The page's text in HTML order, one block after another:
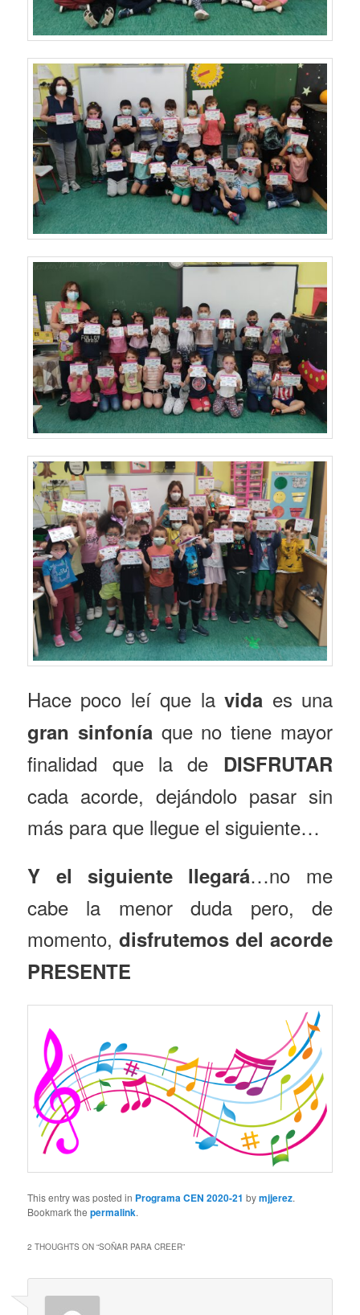
Hace poco leí que lavida es una
gran sinfoníaque no tiene mayor
finalidad que la de DISFRUTAR
cada acorde, dejándolo pasar sin
más para que llegue el siguiente…
Y el siguiente llegará…no me
cabe la menor duda pero, de
momento,disfrutemos del acorde
PRESENTE
This entry was posted in Programa CEN 2020-21 bymjjerez.
Bookmark thepermalink.
2 THOUGHTS ON “SOÑAR PARA CREER”